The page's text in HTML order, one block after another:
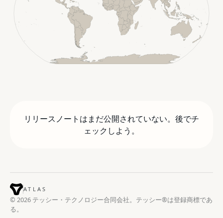
リリースノートはまだ公開されていない。後でチ
ェックしよう。
ATLAS
© 2026 テッシー・テクノロジー合同会社。テッシー®は登録商標であ
る。